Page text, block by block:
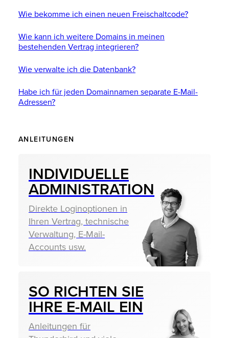
Wie bekomme ich einen neuen Freischaltcode?
Wie kann ich weitere Domains in meinen
bestehenden Vertrag integrieren?
Wie verwalte ich die Datenbank?
Habe ich für jeden Domainnamen separate E-Mail-
Adressen?
ANLEITUNGEN
INDIVIDU­ELLE
ADMINIS­TRATION
Direkte Loginoptionen in
Ihren Vertrag, technische
Verwaltung, E-Mail-
Accounts usw.
SO RICHTEN SIE
IHRE E-MAIL EIN
Anleitungen für